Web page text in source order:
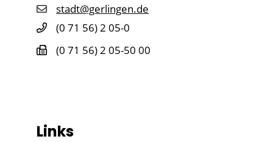
stadt@gerlingen.de
(0 71 56) 2 05-0
(0 71 56) 2 05-50 00
Links